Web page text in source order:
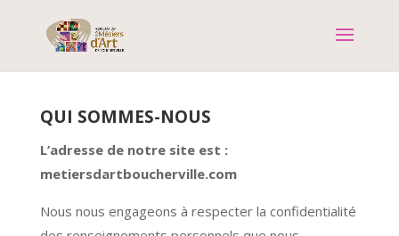
QUI SOMMES-NOUS
L’adresse de notre site est :
metiersdartboucherville.com
Nous nous engageons à respecter la confidentialité